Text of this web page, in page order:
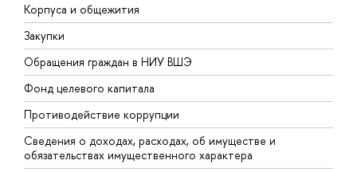
Корпуса и общежития
Закупки
Обращения граждан в НИУ ВШЭ
Фонд целевого капитала
Противодействие коррупции
Сведения о доходах, расходах, об имуществе и
обязательствах имущественного характера